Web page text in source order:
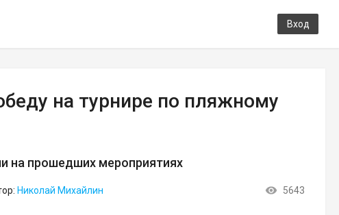
Вход
на турнире по пляжному
на прошедших мероприятиях
Николай Михайлин 5643